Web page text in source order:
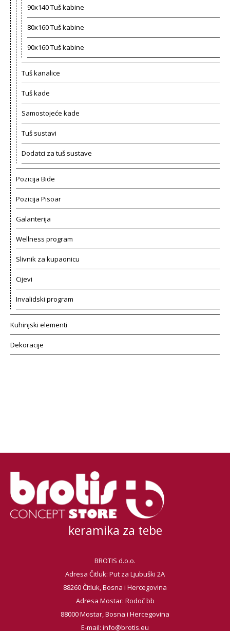
90x140 Tuš kabine
80x160 Tuš kabine
90x160 Tuš kabine
Tuš kanalice
Tuš kade
Samostojeće kade
Tuš sustavi
Dodatci za tuš sustave
Pozicija Bide
Pozicija Pisoar
Galanterija
Wellness program
Slivnik za kupaonicu
Cijevi
Invalidski program
Kuhinjski elementi
Dekoracije
keramika za tebe
BROTIS d.o.o.
Adresa Čitluk: Put za Ljubuški 2A
88260 Čitluk, Bosna i Hercegovina
Adresa Mostar: Rodoč bb
88000 Mostar, Bosna i Hercegovina
E-mail: info@brotis.eu